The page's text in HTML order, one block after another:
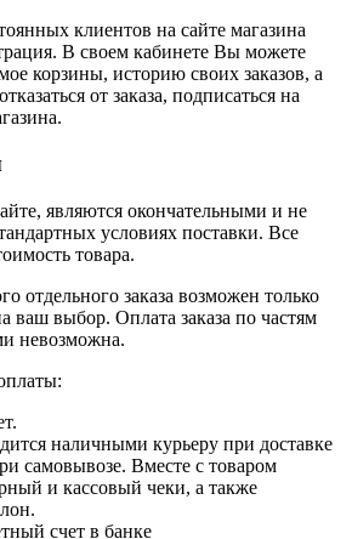
клиентов на сайте магазина
В своем кабинете Вы можете
корзины, историю своих заказов, а
от заказа, подписаться на
являются окончательными и не
условиях поставки. Все
товара.
отдельного заказа возможен только
ваш выбор. Оплата заказа по частям
невозможна.
наличными курьеру при доставке
самовывозе. Вместе с товаром
и кассовый чеки, а также
счет в банке